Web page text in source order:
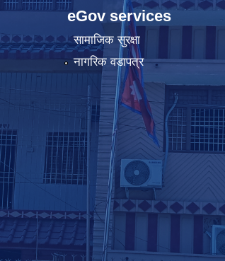
eGov services
सामाजिक सुरक्षा
नागरिक वडापत्र